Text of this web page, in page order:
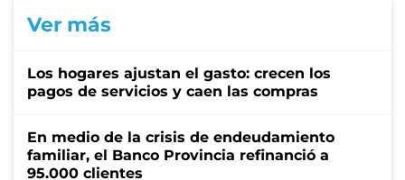
Ver más
Los hogares ajustan el gasto: crecen los
pagos de servicios y caen las compras
En medio de la crisis de endeudamiento
familiar, el Banco Provincia refinanció a
95.000 clientes